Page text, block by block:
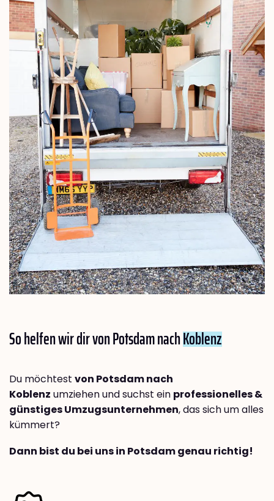
So helfen wir dir von Potsdam nachKoblenz
Du möchtest von Potsdam nach
Koblenz umziehen und suchst ein professionelles &
günstiges Umzugsunternehmen, das sich um alles
kümmert?
Dann bist du bei uns in Potsdam genau richtig!